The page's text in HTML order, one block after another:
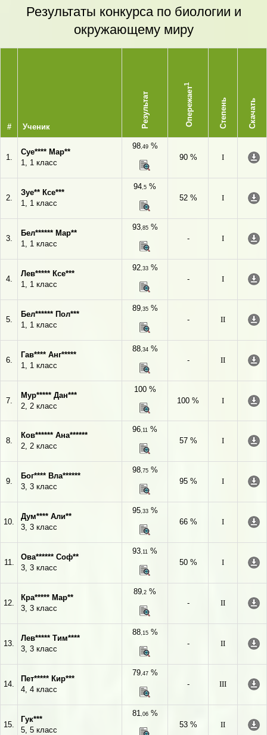
Результаты конкурса по биологии и
окружающему миру
# Ученик Результат Опережает
1
Степень Скачать
1.
Суе**** Мар**
1, 1 класс
98,49%
90 %
I
2.
Зуе** Ксе***
1, 1 класс
94,5 %
52 %
I
3.
Бел****** Мар**
1, 1 класс
93,85%
-
I
4.
Лев***** Ксе***
1, 1 класс
92,33%
-
I
5.
Бел****** Пол***
1, 1 класс
89,35%
-
II
6.
Гав**** Анг*****
1, 1 класс
88,34%
-
II
7.
Мур***** Дан***
2, 2 класс
100 %
100 %
I
8.
Ков****** Ана******
2, 2 класс
96,11 %
57 %
I
9.
Бог**** Вла******
3, 3 класс
98,75%
95 %
I
10.
Дум**** Али**
3, 3 класс
95,33%
66 %
I
11.
Ова****** Соф**
3, 3 класс
93,11 %
50 %
I
12.
Кра***** Мар**
3, 3 класс
89,2 %
-
II
13.
Лев***** Тим****
3, 3 класс
88,15%
-
II
14.
Пет***** Кир***
4, 4 класс
79,47%
-
III
15.
Гук***
5, 5 класс
81,06%
53 %
II